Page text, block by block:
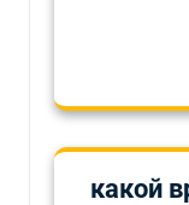
какой